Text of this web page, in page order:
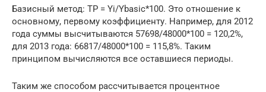
Базисный метод: ТР = Yi/Ybasic*100. Это отношение к
основному, первому коэффициенту. Например, для 2012
года суммы высчитываются 57698/48000*100 = 120,2%,
для 2013 года: 66817/48000*100 = 115,8%. Таким
принципом вычисляются все оставшиеся периоды.
Таким же способом рассчитывается процентное